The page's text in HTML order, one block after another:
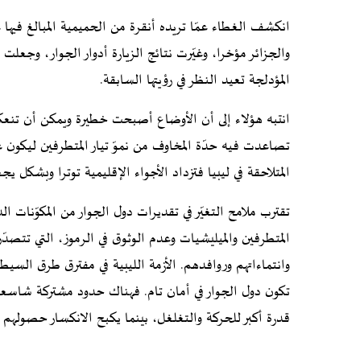
انكشف الغطاء عمّا تريده أنقرة من الحميمية
والجزائر مؤخرا، وغيّرت نتائج الزيارة أدوار الجوار،
المؤدلجة تعيد النظر في رؤيتها السابقة.
انتبه هؤلاء إلى أن الأوضاع أصبحت خطيرة ويمكن أن
تصاعدت فيه حدّة المخاوف من نموّ تيار المتطرفين
المتلاحقة في ليبيا فتزداد الأجواء الإقليمية توترا وبشكل
تقترب ملامح التغيّر في تقديرات دول الجوار من
المتطرفين والميليشيات وعدم الوثوق في الرموز، التي
وانتماءاتهم وروافدهم. الأزمة الليبية في مفترق طرق
تكون دول الجوار في أمان تام. فهناك حدود مشتركة
قدرة أكبر للحركة والتغلغل، بينما يكبح الانكسار